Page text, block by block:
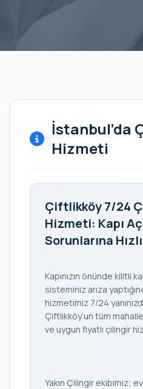
İstanbul’da
Hizmeti
Çiftlikköy 7/24
Hizmeti: Kapı
Sorunlarına
Kapınızın önünde kilitli
sisteminiz arıza
hizmetimiz 7/24
Çiftlikköy’un tüm
ve uygun fiyatlı çilingir
Yakın Çilingir ekibimiz;